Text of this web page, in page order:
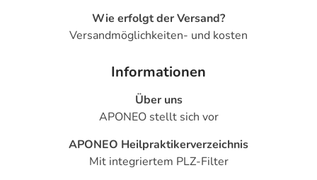
Wie erfolgt der Versand?
Versandmöglichkeiten- und kosten
Informationen
Über uns
APONEO stellt sich vor
APONEO Heilpraktikerverzeichnis
Mit integriertem PLZ-Filter